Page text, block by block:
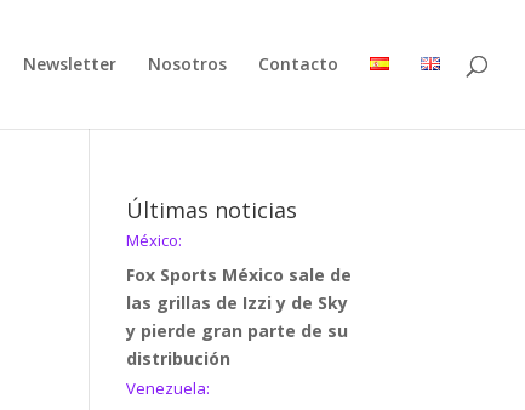
Newsletter Nosotros Contacto
Últimas noticias
México:
Fox Sports México sale de
las grillas de Izzi y de Sky
y pierde gran parte de su
distribución
Venezuela: